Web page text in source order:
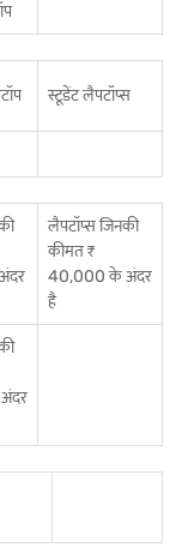
स्टूडेंट लैपटॉप्स
लैपटॉप्स जिनकी
कीमत ₹
40,000 के अंदर
है